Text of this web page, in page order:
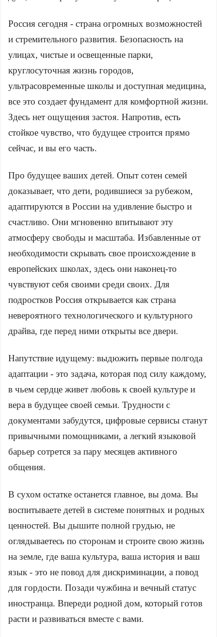
Россия сегодня - страна огромных возможностей
и стремительного развития. Безопасность на
улицах, чистые и освещенные парки,
круглосуточная жизнь городов,
ультрасовременные школы и доступная медицина,
все это создает фундамент для комфортной жизни.
Здесь нет ощущения застоя. Напротив, есть
стойкое чувство, что будущее строится прямо
сейчас, и вы его часть.
Про будущее ваших детей. Опыт сотен семей
доказывает, что дети, родившиеся за рубежом,
адаптируются в России на удивление быстро и
счастливо. Они мгновенно впитывают эту
атмосферу свободы и масштаба. Избавленные от
необходимости скрывать свое происхождение в
европейских школах, здесь они наконец-то
чувствуют себя своими среди своих. Для
подростков Россия открывается как страна
невероятного технологического и культурного
драйва, где перед ними открыты все двери.
Напутствие идущему: выдюжить первые полгода
адаптации - это задача, которая под силу каждому,
в чьем сердце живет любовь к своей культуре и
вера в будущее своей семьи. Трудности с
документами забудутся, цифровые сервисы станут
привычными помощниками, а легкий языковой
барьер сотрется за пару месяцев активного
общения.
В сухом остатке останется главное, вы дома. Вы
воспитываете детей в системе понятных и родных
ценностей. Вы дышите полной грудью, не
оглядываетесь по сторонам и строите свою жизнь
на земле, где ваша культура, ваша история и ваш
язык - это не повод для дискриминации, а повод
для гордости. Позади чужбина и вечный статус
иностранца. Впереди родной дом, который готов
расти и развиваться вместе с вами.
в трудоустройстве
в интересующей вас локации
Ваше имя
Местоположение